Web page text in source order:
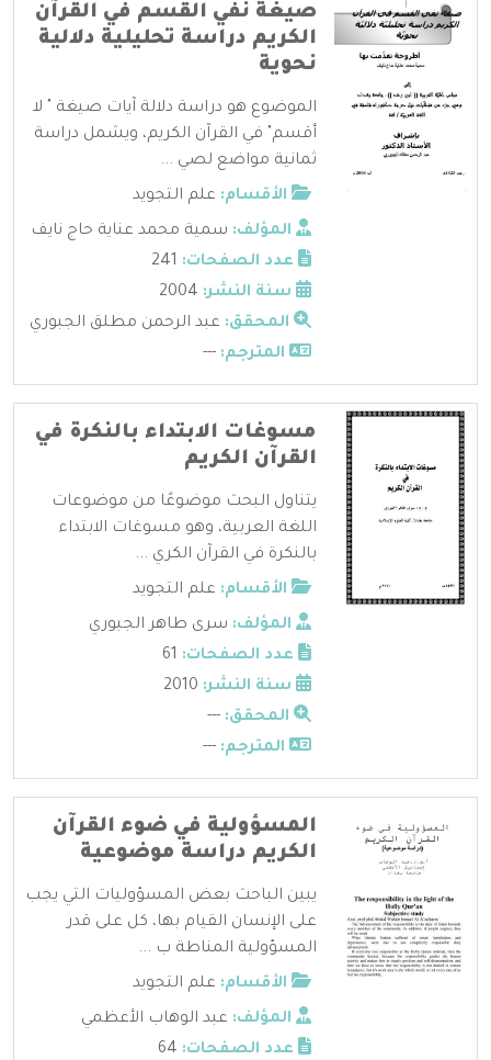
صيغة نفي القسم في القرآن
الكريم دراسة تحليلية دلالية
نحوية
الموضوع هو دراسة دلالة آيات صيغة " لا
أقسم" في القرآن الكريم، ويشمل دراسة
ثمانية مواضع لصي ...
الأقسام: علم التجويد
المؤلف: سمية محمد عناية حاج نايف
عدد الصفحات:
سنة النشر:
المحقق: عبد الرحمن مطلق الجبوري
المترجم: ---
مسوغات الابتداء بالنكرة في
القرآن الكريم
يتناول البحث موضوعًا من موضوعات
اللغة العربية، وهو مسوغات الابتداء
بالنكرة في القرآن الكري ...
الأقسام: علم التجويد
المؤلف: سرى طاهر الجبوري
عدد الصفحات:
سنة النشر:
المحقق: ---
المترجم: ---
المسؤولية في ضوء القرآن
الكريم دراسة موضوعية
يبين الباحث بعض المسؤوليات التي يجب
على الإنسان القيام بها، كل على قدر
المسؤولية المناطة ب ...
الأقسام: علم التجويد
المؤلف: عبد الوهاب الأعظمي
عدد الصفحات: